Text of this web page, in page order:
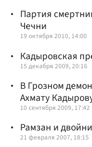
Партия
Чечни
19 октября 2010, 14:00
Кадыровская
15 декабря 2009, 20:16
В Грозном
Ахмату
10 сентября 2009, 17:42
Рамзан и
21 февраля 2007, 18:15